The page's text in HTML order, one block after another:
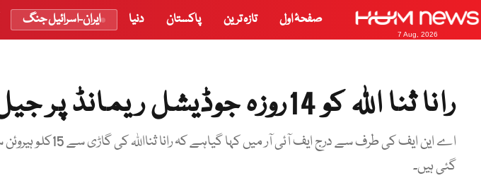
7 Aug, 2026
صفحۂ اول تازہ ترین پاکستان دنیا ایران-اسرائیل جنگ
رانا ثنا اللہ کو 14روزہ جوڈیشل ریمانڈ پر جیل بھجوادیا گیا
گئی ہیں۔